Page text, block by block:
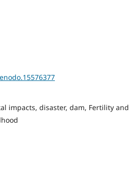
impacts, disaster, dam, Fertility and